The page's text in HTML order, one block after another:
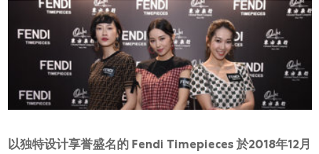
劳力士中古表认证
帝舵表
品牌
店铺位置
网上商店
以独特设计享誉盛名的 Fendi Timepieces 於2018年12月